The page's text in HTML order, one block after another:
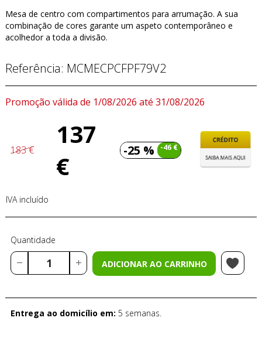
Mesa de centro com compartimentos para arrumação. A sua
combinação de cores garante um aspeto contemporâneo e
acolhedor a toda a divisão.
Referência: MCMECPCFPF79V2
Promoção válida de 1/08/2026 até 31/08/2026
183 €
137
€
-25 % -46 €
IVA incluído
Quantidade
ADICIONAR AO CARRINHO
Entrega ao domicílio em: 5 semanas.